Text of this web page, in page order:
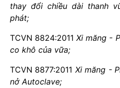
thay đổi chiều dài thanh
phát;
TCVN 8824:2011Xi măng -
co khô của vữa;
TCVN 8877:2011 Xi măng -
nở Autoclave;